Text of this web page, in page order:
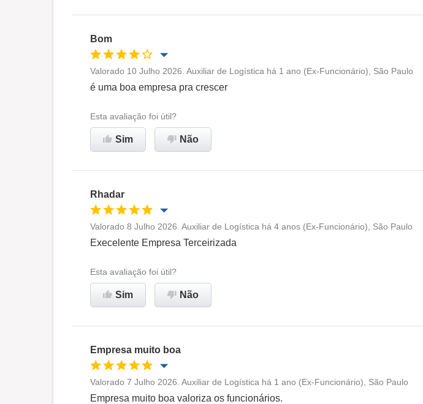
Bom
Oportunidade de promoção
Ambiente de trabalho
Recomenda esta empresa
Valorado 10 Julho 2026. Auxiliar de Logística há 1 ano (Ex-Funcionário), São Paulo
é uma boa empresa pra crescer
Esta avaliação foi útil?
Sim Não
Rhadar
Oportunidade de promoção
Ambiente de trabalho
Recomenda esta empresa
Valorado 8 Julho 2026. Auxiliar de Logística há 4 anos (Ex-Funcionário), São Paulo
Execelente Empresa Terceirizada
Esta avaliação foi útil?
Sim Não
Empresa muito boa
Oportunidade de promoção Conciliação com a vida familiar
Valorado 7 Julho 2026. Auxiliar de Logística há 1 ano (Ex-Funcionário), São Paulo
Empresa muito boa valoriza os funcionários.